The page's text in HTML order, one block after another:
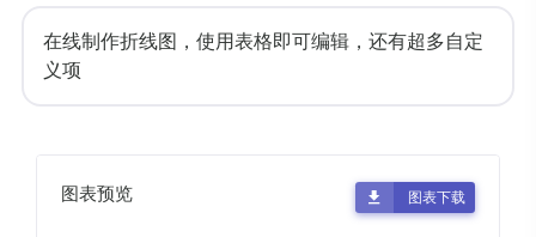
在线制作折线图，使用表格即可编辑，还有超多自定
义项
图表预览 图表下载